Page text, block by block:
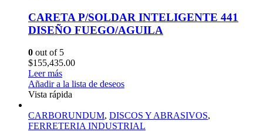
CARETA P/SOLDAR INTELIGENTE 441
DISEÑO FUEGO/AGUILA
0 out of 5
$155,435.00
Leer más
Añadir a la lista de deseos
Vista rápida
CARBORUNDUM, DISCOS Y ABRASIVOS,
FERRETERIA INDUSTRIAL